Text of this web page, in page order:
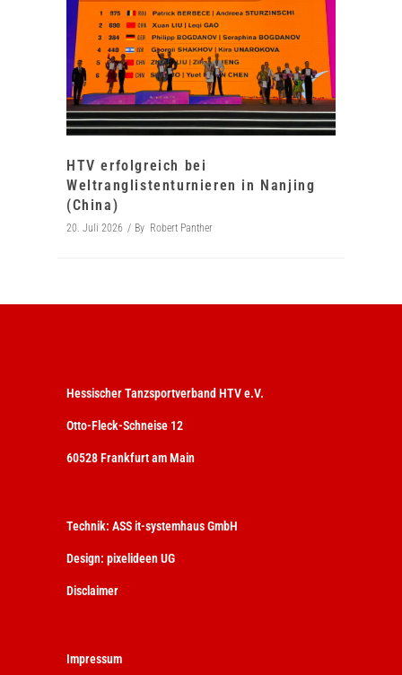
HTV erfolgreich bei
Weltranglistenturnieren in Nanjing
(China)
20. Juli 2026 By Robert Panther
Hessischer Tanzsportverband HTV e.V.
Otto-Fleck-Schneise 12
60528 Frankfurt am Main
Technik: ASS it-systemhaus GmbH
Design: pixelideen UG
Disclaimer
Impressum